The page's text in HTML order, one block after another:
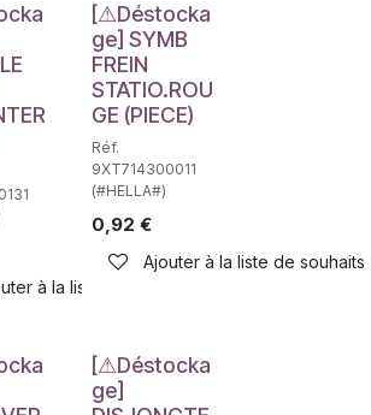
à la liste de souhaits
Déstockage
[⚠Déstocka
ge] SYMB
FREIN
STATIO.ROU
GE (PIECE)
Réf.
9XT714300011
(#HELLA#)
0,92 €
Ajouter à la liste de souhaits
Déstockage
[⚠Déstocka
ge]